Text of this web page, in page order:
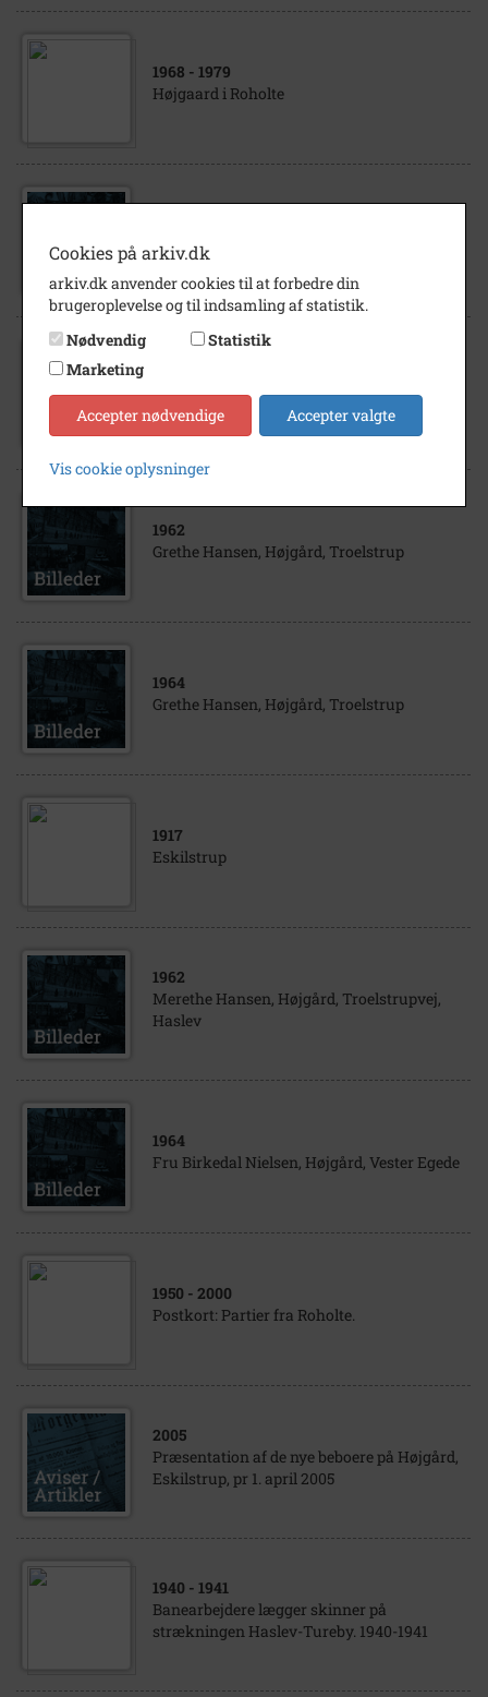
1968 - 1979
Højgaard i Roholte
Kirsten Rasmussen, Højgård, Ulstrup
Lise Rasmussen, Højgård, Ulstrup
1962
Grethe Hansen, Højgård, Troelstrup
1964
Grethe Hansen, Højgård, Troelstrup
1917
Eskilstrup
1962
Merethe Hansen, Højgård, Troelstrupvej,
Haslev
1964
Fru Birkedal Nielsen, Højgård, Vester Egede
1950 - 2000
Postkort: Partier fra Roholte.
2005
Præsentation af de nye beboere på Højgård,
Eskilstrup, pr 1. april 2005
1940 - 1941
Banearbejdere lægger skinner på
strækningen Haslev-Tureby. 1940-1941
Cookies på arkiv.dk
arkiv.dk anvender cookies til at forbedre din
brugeroplevelse og til indsamling af statistik.
Nødvendig
Statistik
Marketing
Accepter nødvendige Accepter valgte
Vis cookie oplysninger